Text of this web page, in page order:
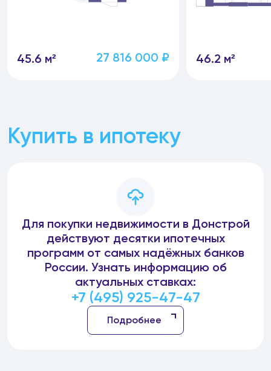
45.6 м² 27 816 000 ₽ 46.2 м²
Купить в ипотеку
Для покупки недвижимости в Донстрой
действуют десятки ипотечных
программ от самых надёжных банков
России. Узнать информацию об
актуальных ставках:
+7 (495) 925-47-47
Подробнее